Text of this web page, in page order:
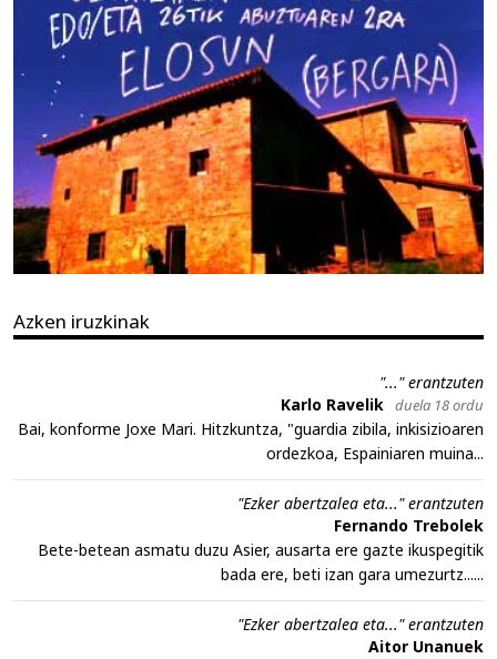
Azken iruzkinak
"..." erantzuten
Karlo Ravelik duela 18 ordu
Bai, konforme Joxe Mari. Hitzkuntza, "guardia zibila, inkisizioaren
ordezkoa, Espainiaren muina...
"Ezker abertzalea eta..." erantzuten
Fernando Trebolek
Bete-betean asmatu duzu Asier, ausarta ere gazte ikuspegitik
bada ere, beti izan gara umezurtz......
"Ezker abertzalea eta..." erantzuten
Aitor Unanuek